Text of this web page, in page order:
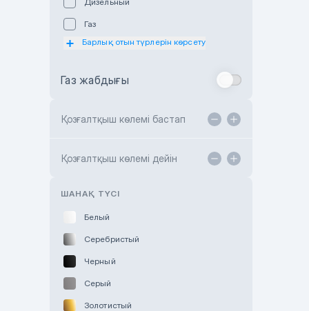
Subaru Motor Almaty
Toyota Astana
TANK Motors Karaganda
Газ
Барлық отын түрлерін көрсету
Газ жабдығы
Қозғалтқыш көлемі бастап
Қозғалтқыш көлемі дейін
ШАНАҚ ТҮСІ
Белый
Серебристый
Черный
Серый
Золотистый